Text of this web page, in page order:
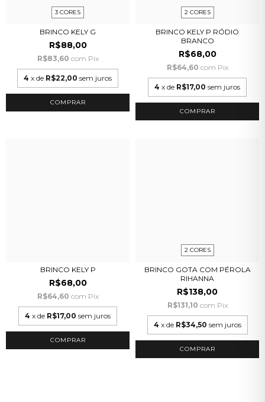
3 CORES
BRINCO KELY G
R$88,00
R$83,60 com Pix
4 x de R$22,00 sem juros
COMPRAR
2 CORES
BRINCO KELY P RÓDIO
BRANCO
R$68,00
R$64,60 com Pix
4 x de R$17,00 sem juros
COMPRAR
BRINCO KELY P
R$68,00
R$64,60 com Pix
4 x de R$17,00 sem juros
COMPRAR
2 CORES
BRINCO GOTA COM PÉROLA
RIHANNA
R$138,00
R$131,10 com Pix
4 x de R$34,50 sem juros
COMPRAR